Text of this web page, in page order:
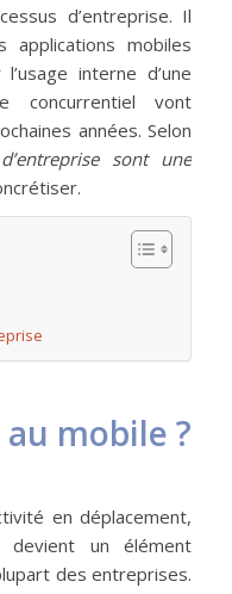
d’entreprise. Il
applications mobiles
interne d’une
concurrentiel vont
années. Selon
sont une
mobile ?
en déplacement,
un élément
des entreprises.